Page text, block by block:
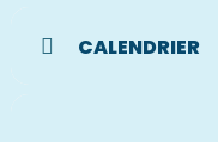
CALENDRIER